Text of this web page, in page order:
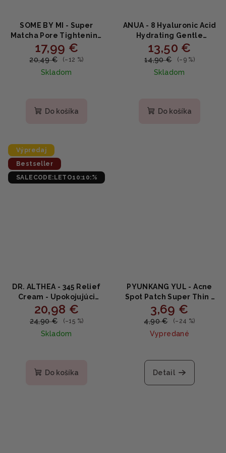
SOME BY MI - Super
Matcha Pore Tightening
Serum - Sťahujúce sérum
s Matcha pre zjemnenie
pórov 50ml
17,99 €
20,49 € (–12 %)
Skladom
Do košíka
ANUA - 8 Hyaluronic Acid
Hydrating Gentle
Foaming Cleanser -
Jemná penivá čistiaca
pena s 8 druhmi kyseliny
hyalurónovej 150ml
13,50 €
14,90 € (–9 %)
Skladom
produktu
Do košíka
Výpredaj
Bestseller
SALECODE:LETO10:10:%
DR. ALTHEA - 345 Relief
Cream - Upokojujúci
krém s niacínamidom
50ml
20,98 €
24,90 € (–15 %)
Skladom
produktu
Do košíka
PYUNKANG YUL - Acne
Spot Patch Super Thin -
náplaste proti akné 15ks
3,69 €
4,90 € (–24 %)
Vypredané
Detail